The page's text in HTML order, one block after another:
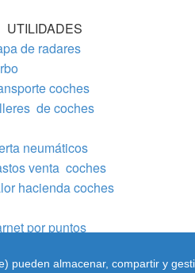
UTILIDADES
de radares
coches
de coches
neumáticos
venta coches
hacienda coches
por puntos
pueden almacenar, compartir y